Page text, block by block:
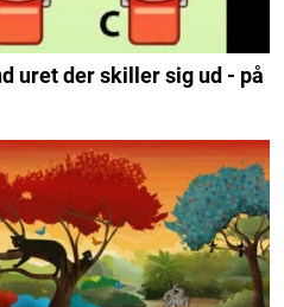
uret der skiller sig ud - på